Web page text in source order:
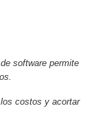
software permite
costos y acortar